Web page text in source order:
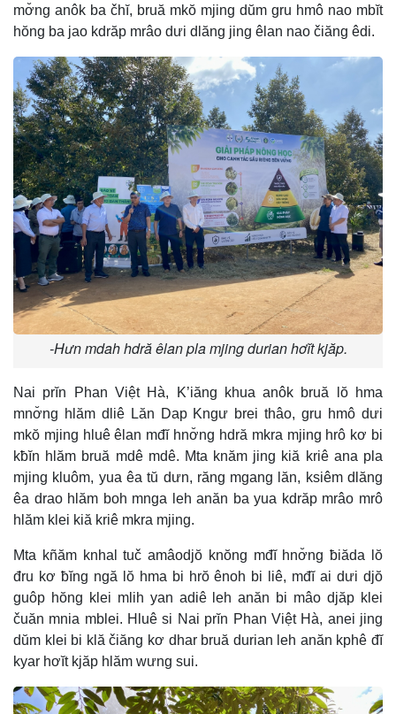
mơ̆ng anôk ba čhĭ, bruă mkŏ mjing dŭm gru hmô nao mbĭt
hŏng ba jao kdrăp mrâo dưi dlăng jing êlan nao čiăng êdi.
-Hưn mdah hdră êlan pla mjing durian hơĭt kjăp.
Nai prĭn Phan Việt Hà, K’iăng khua anôk bruă lŏ hma
mnơ̆ng hlăm dliê Lăn Dap Kngư brei thâo, gru hmô dưi
mkŏ mjing hluê êlan mđĭ hnơ̆ng hdră mkra mjing hrô kơ bi
kƀĭn hlăm bruă mdê mdê. Mta knăm jing kiă kriê ana pla
mjing kluôm, yua êa tŭ dưn, răng mgang lăn, ksiêm dlăng
êa drao hlăm boh mnga leh anăn ba yua kdrăp mrâo mrô
hlăm klei kiă kriê mkra mjing.
Mta kñăm knhal tuč amâodjŏ knŏng mđĭ hnơ̆ng ƀiăda lŏ
đru kơ ƀĭng ngă lŏ hma bi hrŏ ênoh bi liê, mđĭ ai dưi djŏ
guôp hŏng klei mlih yan adiê leh anăn bi mâo djăp klei
čuăn mnia mblei. Hluê si Nai prĭn Phan Việt Hà, anei jing
dŭm klei bi klă čiăng kơ dhar bruă durian leh anăn kphê đĭ
kyar hơĭt kjăp hlăm wưng sui.